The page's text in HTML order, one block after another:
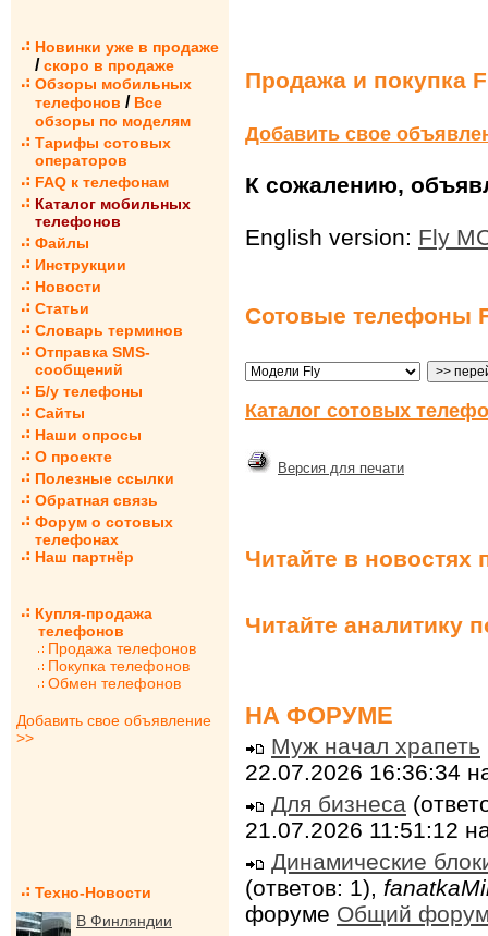
Новинки уже в продаже
/ скоро в продаже
Обзоры мобильных
телефонов / Все
обзоры по моделям
Тарифы сотовых
операторов
FAQ к телефонам
Каталог мобильных
телефонов
Файлы
Инструкции
Новости
Статьи
Словарь терминов
Отправка SMS-
сообщений
Б/у телефоны
Сайты
Наши опросы
О проекте
Полезные ссылки
Обратная связь
Форум о сотовых
телефонах
Наш партнёр
Купля-продажа
телефонов
Продажа телефонов
Покупка телефонов
Обмен телефонов
Добавить свое объявление
>>
Техно-Новости
В Финляндии
Продажа и покупка
Добавить свое
К сожалению,
English version: Fly
Сотовые телефоны
Каталог сотовых
Версия для печати
Читайте в новостях
Читайте аналитику
НА ФОРУМЕ
Муж начал храпеть
22.07.2026 16:36:34
Для бизнеса
21.07.2026 11:51:12
Динамические
(ответов: 1),
форуме Общий